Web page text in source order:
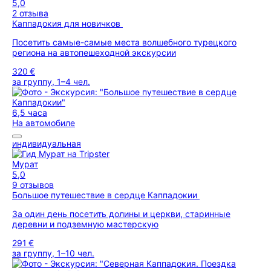
5,0
2 отзыва
Каппадокия для новичков
Посетить самые-самые места волшебного турецкого
региона на автопешеходной экскурсии
320 €
за группу, 1–4 чел.
6,5 часа
На автомобиле
индивидуальная
Мурат
5,0
9 отзывов
Большое путешествие в сердце Каппадокии
За один день посетить долины и церкви, старинные
деревни и подземную мастерскую
291 €
за группу, 1–10 чел.